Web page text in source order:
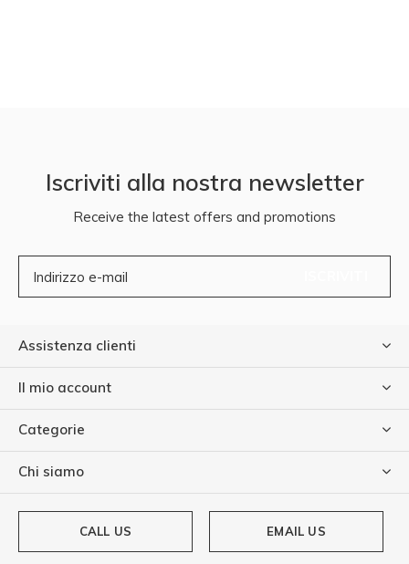
Iscriviti alla nostra newsletter
Receive the latest offers and promotions
Assistenza clienti
Il mio account
Categorie
Chi siamo
CALL US EMAIL US